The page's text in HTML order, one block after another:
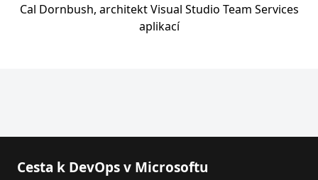
Cal Dornbush, architekt Visual Studio Team Services
aplikací
Cesta k DevOps v Microsoftu